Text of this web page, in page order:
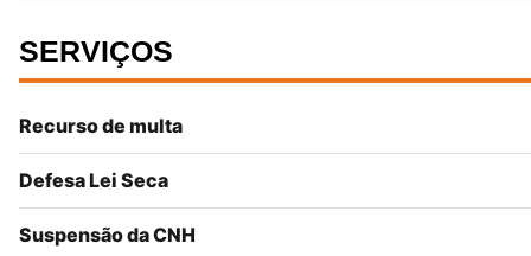
SERVIÇOS
Recurso de multa
Defesa Lei Seca
Suspensão da CNH